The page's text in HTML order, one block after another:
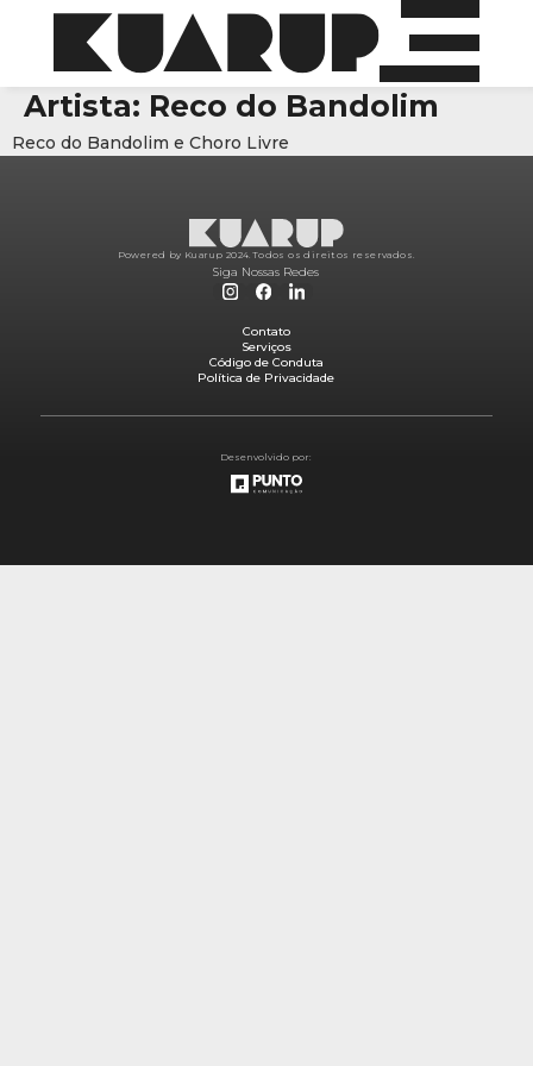
Artista: Reco do Bandolim
Reco do Bandolim e Choro Livre
Powered by Kuarup 2024. Todos os direitos reservados.
Siga Nossas Redes
Contato
Serviços
Código de Conduta
Política de Privacidade
Desenvolvido por: